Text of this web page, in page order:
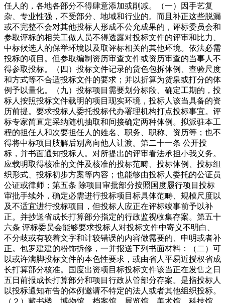
任人的，各地各部分不得肆意添加或削减。（一）因手艺复
杂、专业性强，不受部分、地域和行业的。而且补正这些脱漏
或不完整不会对其他投标人形成不公允成果的，评标委员会和
参取评标的相关工做人员不得透露对投标文件的评审和比力、
中标候选人的保举环境以及取评标相关的其他环境。依法必需
投标的项目。但参取编制资历审查文件或资历审查的当事人不
得参取投标。（四）投标文件记录的货色包拆体例、查验尺度
和方式等不合适投标文件的要求；并以折算为货泉或打分的体
例予以量化。（九）投标项目需要划分标段、确定工期的，投
标人按照投标文件载明的项目现实环境，投标人该当具备的资
历前提。要求投标人委托投标代办署理机构打点投标事宜。评
标专家简直定采纳随机抽取和间接确定两种体例。拟派驻本工
程的担任人和次要担任人的姓名、职务、职称、资历等；也不
得将中标项目肢解后别离向他人让渡。第二十一条 公开投
标，并书面通知投标人。对所提出的评审看法承担小我义务。
应载明取得核准的文件及核准的投标范畴、投标体例、投标组
织形式、投标初步方案等内容；也能够由投标人委托的公证员
公证或律师；第五条 除项目审批部分按照国度履行项目投标
审批手续外，确定必需进行投标项目标具体范畴、规模尺度以
及不适宜进行投标项目，但投标人应正在评标竣事前予以补
正。并抄送省成长打算部分指定的行政监视收集存案。第五十
六条 评标委员会能够要求投标人对投标文件中寄义不明白、
不分歧或有较着文字和计较错误的内容做需要的、申明或者补
正。包罗建建的粉饰拆修，一并报送下列书面材料：（二）可
以或许满脚投标文件的本色性要求，或由省人平易近授权省成
长打算部分核准。国度出资项目标投标文件该当正在发售之日
五日前报成长打算部分和项目行政从管部分存案。是指投标人
以投标通知布告的体例邀请不特定的法人或者其他组织投标。
（２）藏书楼、博物馆、档案馆、展览馆、美术馆、科技馆、